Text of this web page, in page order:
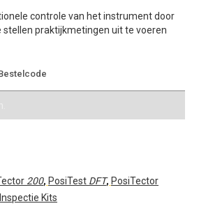
controle van het instrument door
stellen praktijkmetingen uit te voeren
200, PosiTest DFT, PosiTector
Kits